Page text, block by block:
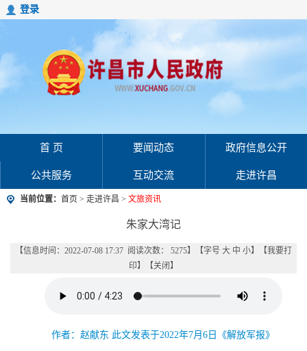
登录
首 页 要闻动态 政府信息公开
公共服务 互动交流 走进许昌
当前位置： 首页 > 走进许昌 > 文旅资讯
朱家大湾记
【信息时间：2022-07-08 17:37 阅读次数： 5275】【字号 大 中 小】【我要打
印】【关闭 】
作者：赵献东 此文发表于2022年7月6日《解放军报》